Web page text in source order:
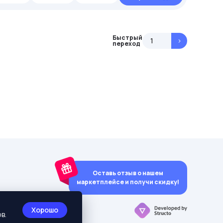
Быстрый
переход >
Оставь отзыв о нашем
маркетплейсе и получи скидку!
Хорошо